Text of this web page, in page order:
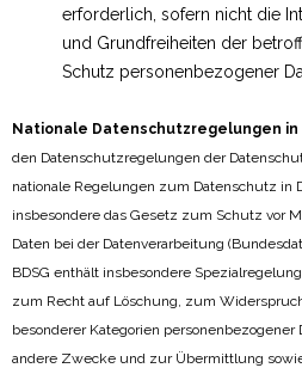
erforderlich, sofern nicht die
und Grundfreiheiten der
Schutz personenbezogener
Nationale Datenschutzregelungen
den Datenschutzregelungen der
nationale Regelungen zum Datenschutz in
insbesondere das Gesetz zum Schutz vor
Daten bei der Datenverarbeitung
BDSG enthält insbesondere
zum Recht auf Löschung, zum
besonderer Kategorien
andere Zwecke und zur Übermittlung